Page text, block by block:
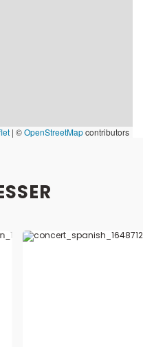
| ©OpenStreetMapcontributors